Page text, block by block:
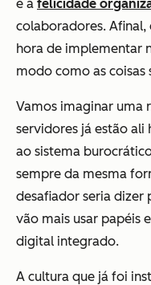
e a felicidade
colaboradores. Afinal,
hora de implementar
modo como as coisas
Vamos imaginar uma
servidores já estão ali
ao sistema
sempre da mesma
desafiador seria dizer
vão mais usar papéis
digital integrado.
A cultura que já foi